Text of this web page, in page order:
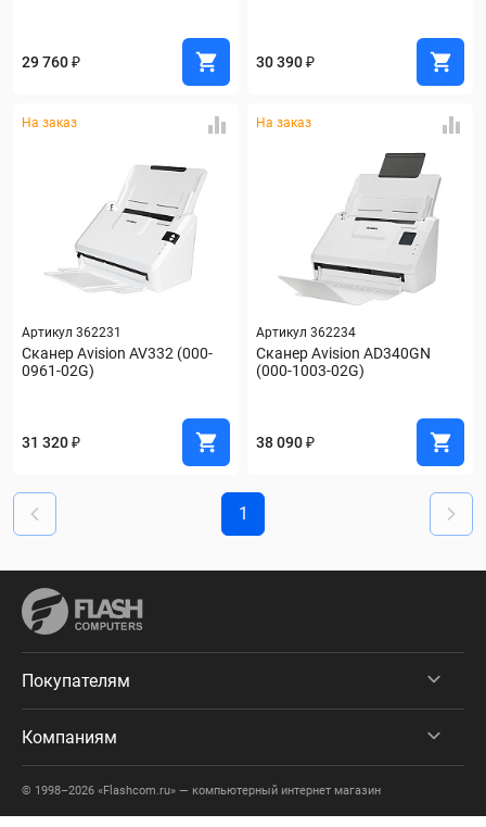
29 760 ₽ 30 390 ₽
На заказ
Артикул 362231
Сканер Avision AV332 (000-
0961-02G)
31 320 ₽
На заказ
Артикул 362234
Сканер Avision AD340GN
(000-1003-02G)
38 090 ₽
1
Покупателям
Компаниям
© 1998–2026 «Flashcom.ru» — компьютерный интернет магазин